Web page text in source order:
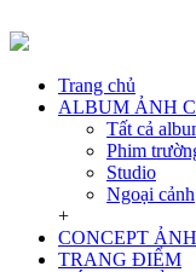
Trang chủ
ALBUM ẢNH
Tất cả
Phim
Studio
Ngoại cảnh
+
CONCEPT
TRANG ĐIỂM